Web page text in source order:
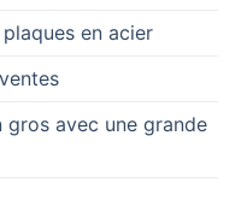
en acier
gros avec une grande